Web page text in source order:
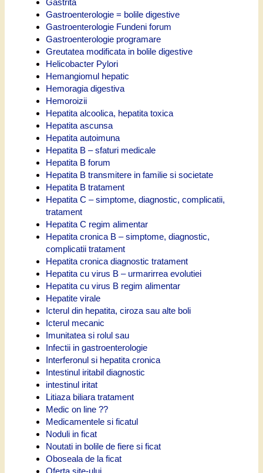
Gastroenterologie = bolile digestive
Gastroenterologie Fundeni forum
Gastroenterologie programare
Greutatea modificata in bolile digestive
Helicobacter Pylori
Hemangiomul hepatic
Hemoragia digestiva
Hemoroizii
Hepatita alcoolica, hepatita toxica
Hepatita ascunsa
Hepatita autoimuna
Hepatita B – sfaturi medicale
Hepatita B forum
Hepatita B transmitere in familie si societate
Hepatita B tratament
Hepatita C – simptome, diagnostic, complicatii,
tratament
Hepatita C regim alimentar
Hepatita cronica B – simptome, diagnostic,
complicatii tratament
Hepatita cronica diagnostic tratament
Hepatita cu virus B – urmarirrea evolutiei
Hepatita cu virus B regim alimentar
Hepatite virale
Icterul din hepatita, ciroza sau alte boli
Icterul mecanic
Imunitatea si rolul sau
Infectii in gastroenterologie
Interferonul si hepatita cronica
Intestinul iritabil diagnostic
intestinul iritat
Litiaza biliara tratament
Medic on line ??
Medicamentele si ficatul
Noduli in ficat
Noutati in bolile de fiere si ficat
Oboseala de la ficat
Oferta site-ului